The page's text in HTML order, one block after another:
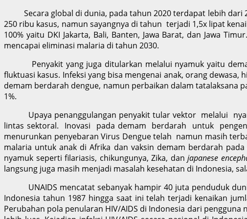
Secara global di dunia, pada tahun 2020 terdapat lebih dari
250 ribu kasus, namun sayangnya di tahun terjadi 1,5x lipat
100% yaitu DKI Jakarta, Bali, Banten, Jawa Barat, dan Jawa
mencapai eliminasi malaria di tahun 2030.
Penyakit yang juga ditularkan melalui nyamuk yaitu
fluktuasi kasus. Infeksi yang bisa mengenai anak, orang
demam berdarah dengue, namun perbaikan dalam tatalaksana
1%.
Upaya penanggulangan penyakit tular vektor melalui
lintas sektoral. Inovasi pada demam berdarah untuk
menurunkan penyebaran Virus Dengue telah namun masih
malaria untuk anak di Afrika dan vaksin demam berdarah
nyamuk seperti filariasis, chikungunya, Zika, danjapanese
langsung juga masih menjadi masalah kesehatan di Indonesia,
UNAIDS mencatat sebanyak hampir 40 juta penduduk
Indonesia tahun 1987 hingga saat ini telah terjadi kenaikan
Perubahan pola penularan HIV/AIDS di Indonesia dari